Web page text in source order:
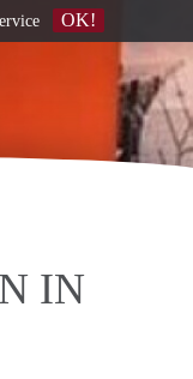
IN
OK!